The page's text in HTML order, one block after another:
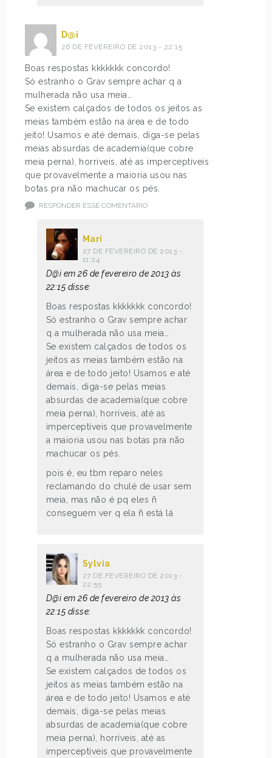
D@i
26 DE FEVEREIRO DE 2013 - 22:15
Boas respostas kkkkkkk concordo!
Só estranho o Grav sempre achar q a
mulherada não usa meia…
Se existem calçados de todos os jeitos as
meias também estão na área e de todo
jeito! Usamos e até demais, diga-se pelas
meias absurdas de academia(que cobre
meia perna), horríveis, até as imperceptíveis
que provavelmente a maioria usou nas
botas pra não machucar os pés.
RESPONDER ESSE COMENTÁRIO
Mari
27 DE FEVEREIRO DE 2013 -
11:24
D@i em 26 de fevereiro de 2013 às
22:15 disse:
Boas respostas kkkkkkk concordo!
Só estranho o Grav sempre achar
q a mulherada não usa meia…
Se existem calçados de todos os
jeitos as meias também estão na
área e de todo jeito! Usamos e até
demais, diga-se pelas meias
absurdas de academia(que cobre
meia perna), horríveis, até as
imperceptíveis que provavelmente
a maioria usou nas botas pra não
machucar os pés.
pois é, eu tbm reparo neles
reclamando do chulé de usar sem
meia, mas não é pq eles ñ
conseguem ver q ela ñ está lá
Sylvia
27 DE FEVEREIRO DE 2013 -
22:55
D@i em 26 de fevereiro de 2013 às
22:15 disse:
Boas respostas kkkkkkk concordo!
Só estranho o Grav sempre achar
q a mulherada não usa meia…
Se existem calçados de todos os
jeitos as meias também estão na
área e de todo jeito! Usamos e até
demais, diga-se pelas meias
absurdas de academia(que cobre
meia perna), horríveis, até as
imperceptíveis que provavelmente